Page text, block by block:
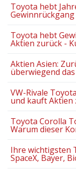
Toyota hebt
Gewinnrückgang
Toyota hebt
Aktien zurück -
Aktien Asien:
überwiegend
VW-Rivale
und kauft Aktien
Toyota Corolla
Warum dieser
Ihre wichtigsten
SpaceX, Bayer,